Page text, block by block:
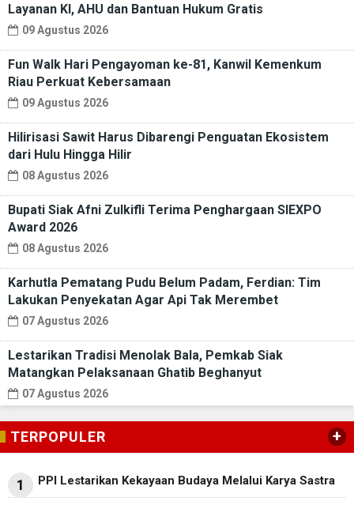
Layanan KI, AHU dan Bantuan Hukum Gratis
09 Agustus 2026
Fun Walk Hari Pengayoman ke-81, Kanwil Kemenkum
Riau Perkuat Kebersamaan
09 Agustus 2026
Hilirisasi Sawit Harus Dibarengi Penguatan Ekosistem
dari Hulu Hingga Hilir
08 Agustus 2026
Bupati Siak Afni Zulkifli Terima Penghargaan SIEXPO
Award 2026
08 Agustus 2026
Karhutla Pematang Pudu Belum Padam, Ferdian: Tim
Lakukan Penyekatan Agar Api Tak Merembet
07 Agustus 2026
Lestarikan Tradisi Menolak Bala, Pemkab Siak
Matangkan Pelaksanaan Ghatib Beghanyut
07 Agustus 2026
TERPOPULER +
1 PPI Lestarikan Kekayaan Budaya Melalui Karya Sastra